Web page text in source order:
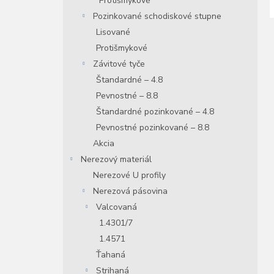
Pozinkované schodiskové stupne
Lisované
Protišmykové
Závitové tyče
Štandardné – 4.8
Pevnostné – 8.8
Štandardné pozinkované – 4.8
Pevnostné pozinkované – 8.8
Akcia
Nerezový materiál
Nerezové U profily
Nerezová pásovina
Valcovaná
1.4301/7
1.4571
Ťahaná
Strihaná